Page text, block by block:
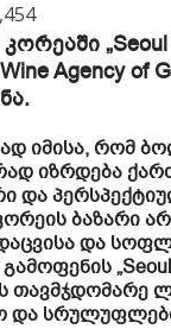
Wine Agency
იმისა, რომ
იზრდება
და
ბაზარი
და
„Seoul
თავმჯდომარე
და